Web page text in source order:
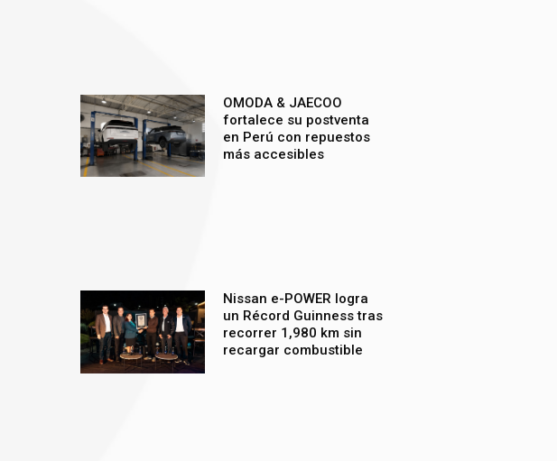
OMODA & JAECOO
fortalece su postventa
en Perú con repuestos
más accesibles
Nissan e-POWER logra
un Récord Guinness tras
recorrer 1,980 km sin
recargar combustible